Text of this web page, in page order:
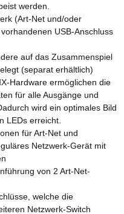
werden.
(Art-Net und/oder
USB-Anschluss
auf das Zusammenspiel
(separat erhältlich)
Hardware ermöglichen die
für alle Ausgänge und
wird ein optimales Bild
LEDs erreicht.
für Art-Net und
Netzwerk-Gerät mit
von 2 Art-Net-
welche die
Netzwerk-Switch